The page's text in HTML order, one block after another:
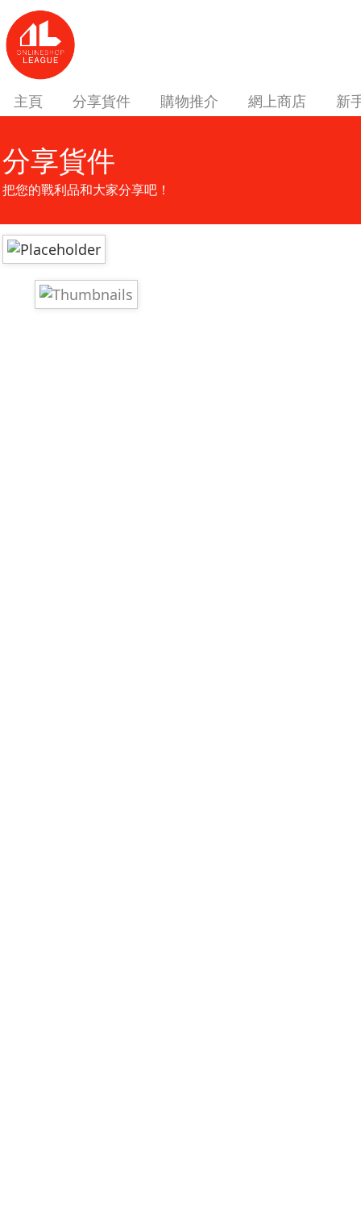
主頁 分享貨件 購物推介 網上商店 新
分享貨件
把您的戰利品和大家分享吧！